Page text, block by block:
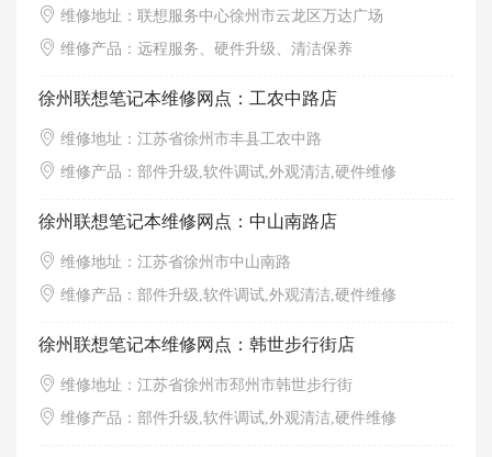
维修地址：联想服务中心徐州市云龙区万达广场
维修产品：远程服务、硬件升级、清洁保养
徐州联想笔记本维修网点：工农中路店
维修地址：江苏省徐州市丰县工农中路
维修产品：部件升级,软件调试,外观清洁,硬件维修
徐州联想笔记本维修网点：中山南路店
维修地址：江苏省徐州市中山南路
维修产品：部件升级,软件调试,外观清洁,硬件维修
徐州联想笔记本维修网点：韩世步行街店
维修地址：江苏省徐州市邳州市韩世步行街
维修产品：部件升级,软件调试,外观清洁,硬件维修